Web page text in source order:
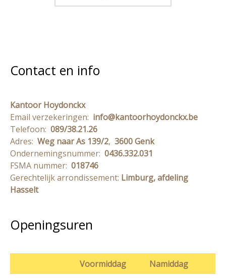
Contact en info
Kantoor Hoydonckx
Email verzekeringen: info@kantoorhoydonckx.be
Telefoon: 089/38.21.26
Adres: Weg naar As 139/2, 3600 Genk
Ondernemingsnummer: 0436.332.031
FSMA nummer: 018746
Gerechtelijk arrondissement: Limburg, afdeling
Hasselt
Openingsuren
Voormiddag
Namiddag